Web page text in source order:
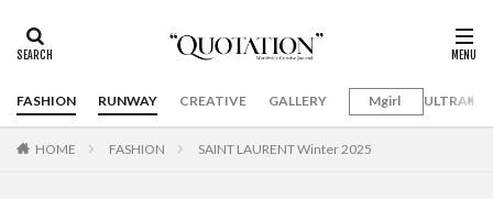
FASHION RUNWAY CREATIVE GALLERY Mgirl
HOME FASHION SAINT LAURENT Winter 2025